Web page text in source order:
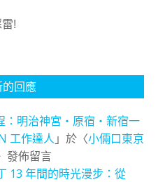
!
的回應
：明治神宮・原宿・新宿一
工作達人 」於〈小倆口東京
發佈留言
13 年間的時光漫步：從